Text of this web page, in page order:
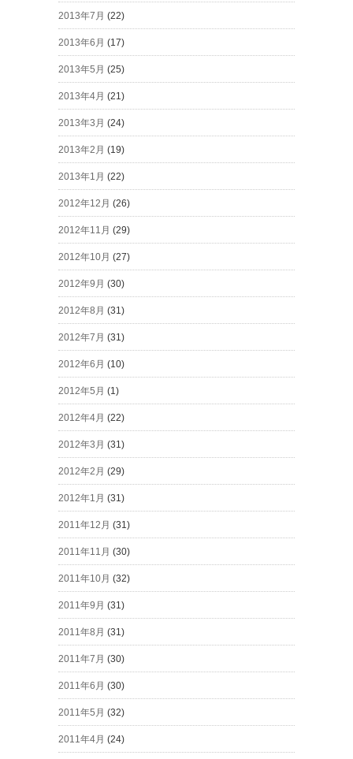
2013年7月 (22)
2013年6月 (17)
2013年5月 (25)
2013年4月 (21)
2013年3月 (24)
2013年2月 (19)
2013年1月 (22)
2012年12月 (26)
2012年11月 (29)
2012年10月 (27)
2012年9月 (30)
2012年8月 (31)
2012年7月 (31)
2012年6月 (10)
2012年5月 (1)
2012年4月 (22)
2012年3月 (31)
2012年2月 (29)
2012年1月 (31)
2011年12月 (31)
2011年11月 (30)
2011年10月 (32)
2011年9月 (31)
2011年8月 (31)
2011年7月 (30)
2011年6月 (30)
2011年5月 (32)
2011年4月 (24)